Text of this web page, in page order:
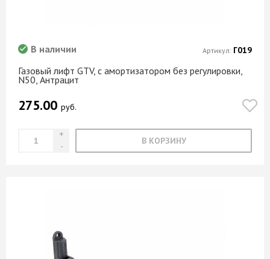
Газовый лифт GTV, с амортизатором без регулировки,
N50, Антрацит
В наличии
275.00 руб.
В КОРЗИНУ
Артикул: Г019